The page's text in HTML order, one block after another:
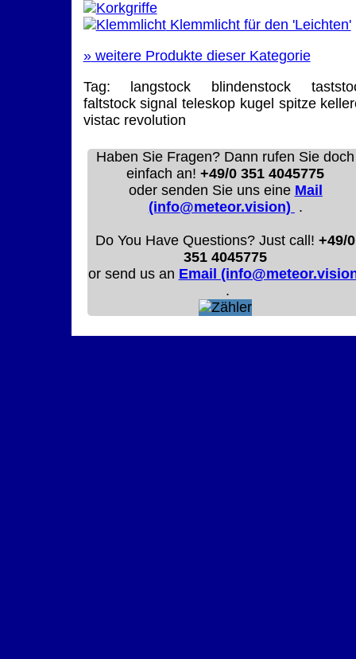
Klemmlicht für den 'Leichten'
»weitere Produkte dieser Kategorie
Tag:
langstock blindenstock
faltstocksignal teleskop kugel spitze
vistacrevolution
Haben Sie Fragen? Dann rufen Sie doch
einfach an!+49/0 351 4045775
oder senden Sie uns eine Mail
(info@meteor.vision) .
Do You Have Questions? Just call!+49/0
351 4045775
or send us an Email
.